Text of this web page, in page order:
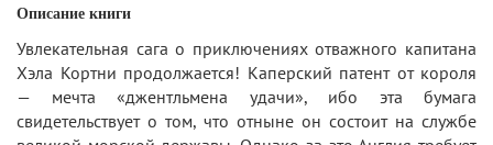
Описание книги
Увлекательная сага о приключениях отважного капитана
Хэла Кортни продолжается! Каперский патент от короля
— мечта «джентльмена удачи», ибо эта бумага
свидетельствует о том, что отныне он состоит на службе